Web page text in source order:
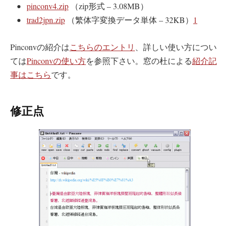
pinconv4.zip （zip形式 – 3.08MB）
trad2jpn.zip （繁体字変換データ単体 – 32KB） 1
Pinconvの紹介はこちらのエントリ
、詳しい使い方につい
てはPinconvの使い方を参照下さい。窓の杜による紹介記
事はこちらです。
修正点